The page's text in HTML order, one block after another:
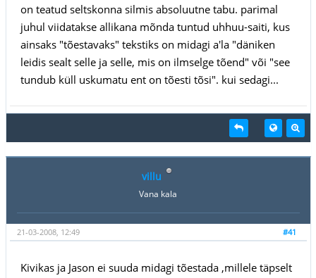
on teatud seltskonna silmis absoluutne tabu. parimal
juhul viidatakse allikana mõnda tuntud uhhuu-saiti, kus
ainsaks "tõestavaks" tekstiks on midagi a'la "däniken
leidis sealt selle ja selle, mis on ilmselge tõend" või "see
tundub küll uskumatu ent on tõesti tõsi". kui sedagi...
villu
Vana kala
#41
21-03-2008, 12:49
Kivikas ja Jason ei suuda midagi tõestada ,millele täpselt